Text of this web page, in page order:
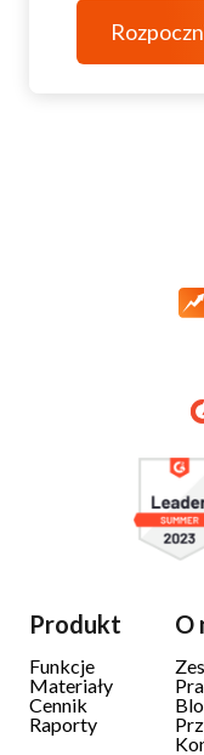
Produkt
Funkcje
Materiały
Cennik
Raporty
O